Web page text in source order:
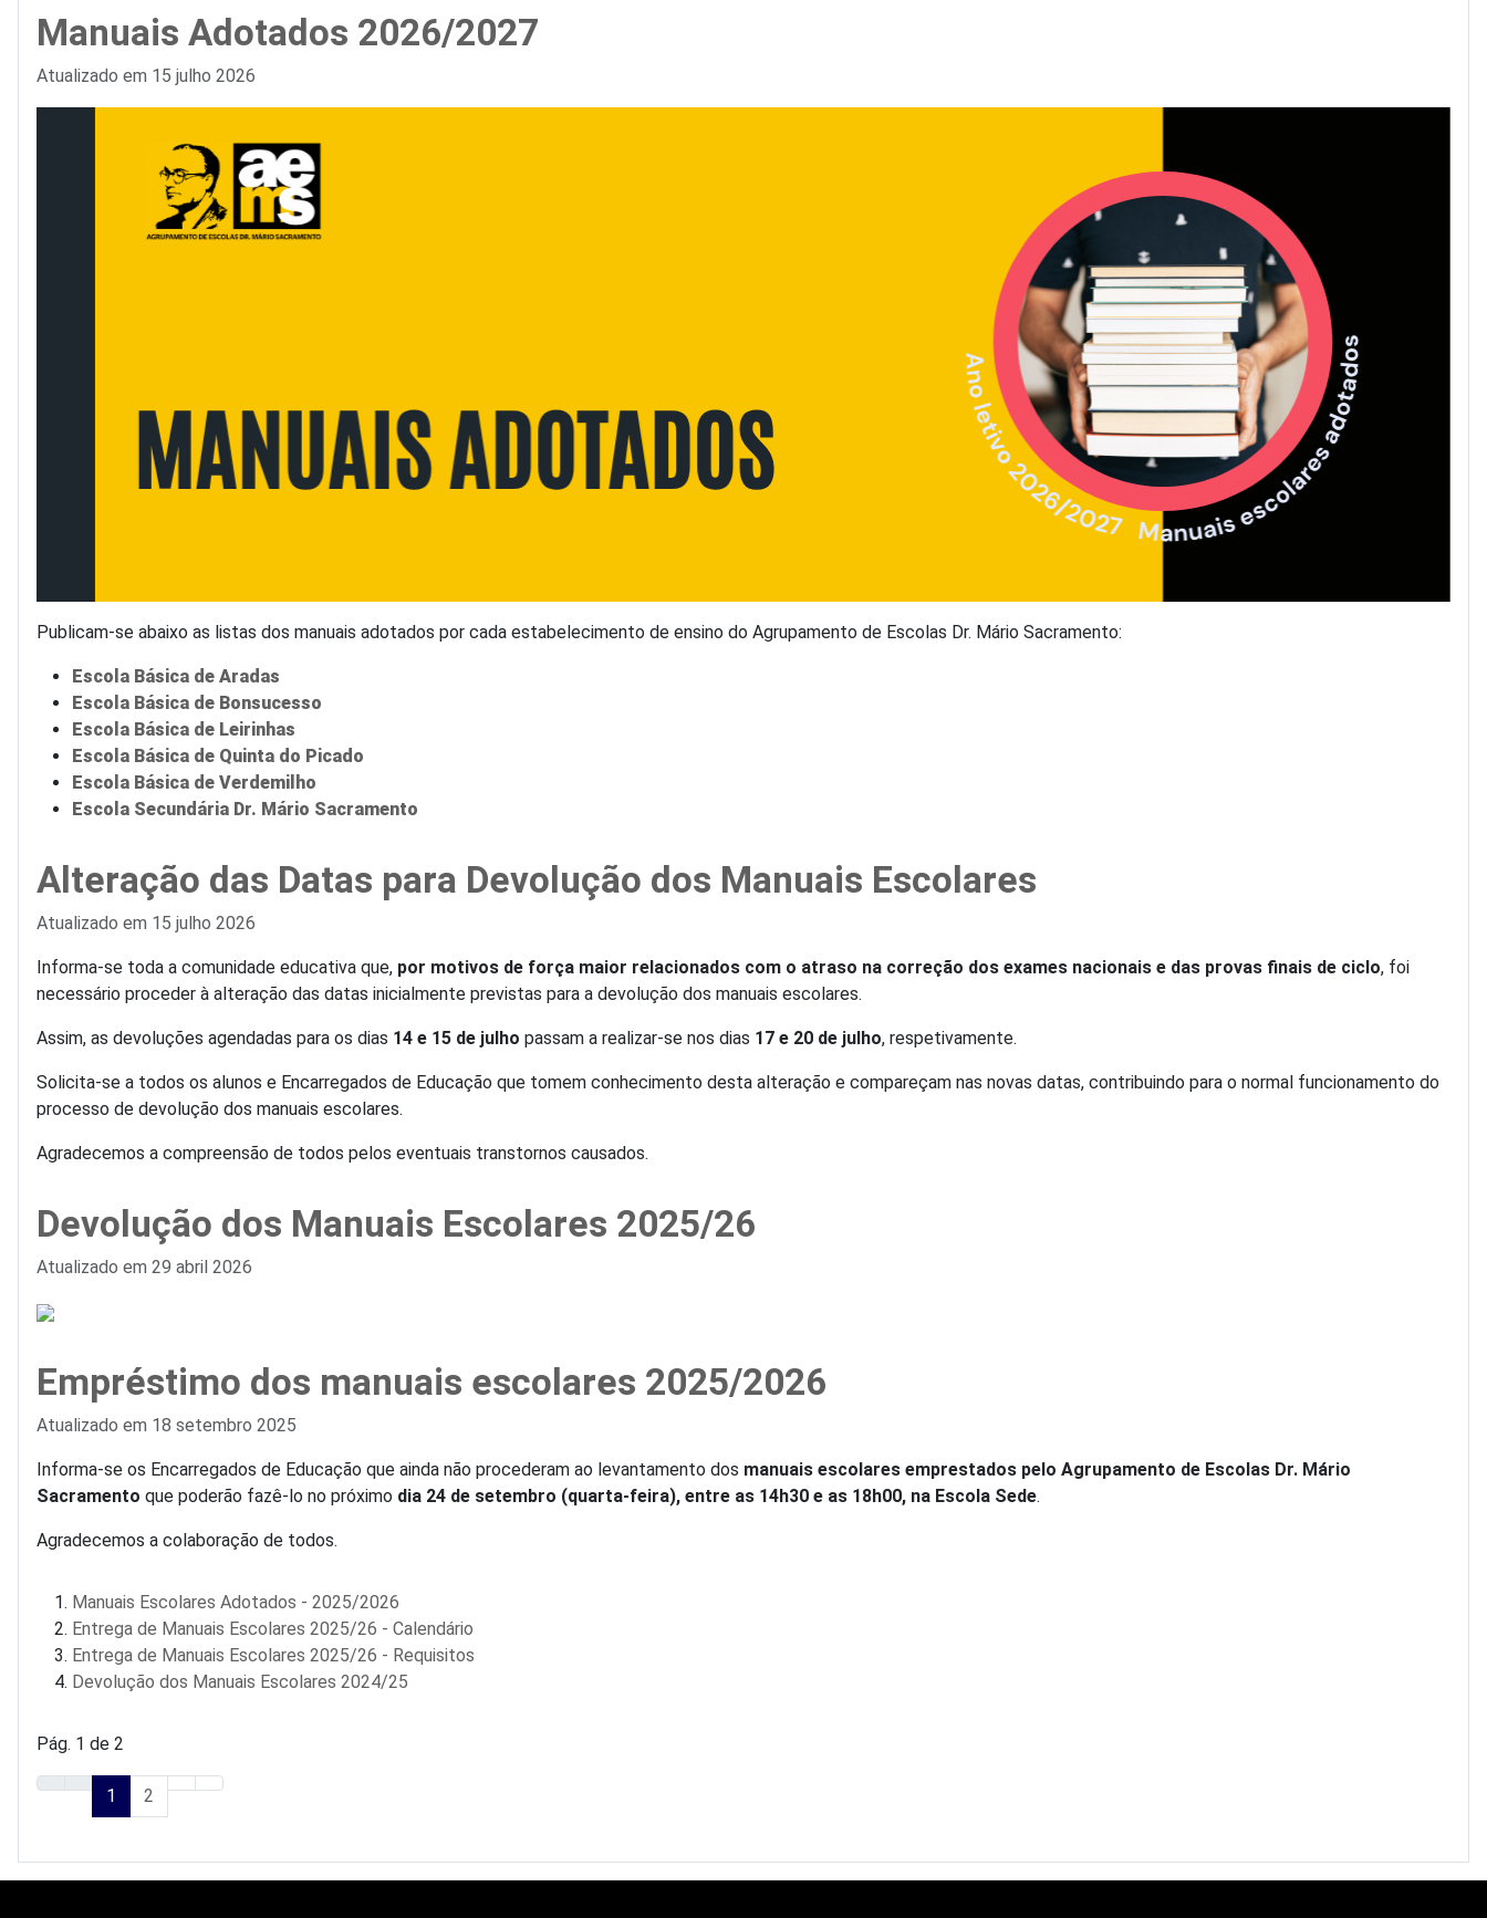
Manuais Adotados 2026/2027
Detalhes
Atualizado em 15 julho 2026
Publicam-se abaixo as listas dos manuais adotados por cada estabelecimento de ensino do Agrupamento de Escolas Dr. Mário Sacramento:
Escola Básica de Aradas
Escola Básica de Bonsucesso
Escola Básica de Leirinhas
Escola Básica de Quinta do Picado
Escola Básica de Verdemilho
Escola Secundária Dr. Mário Sacramento
Alteração das Datas para Devolução dos Manuais Escolares
Detalhes
Atualizado em 15 julho 2026
Informa-se toda a comunidade educativa que, por motivos de força maior relacionados com o atraso na correção dos exames nacionais e das provas finais de ciclo, foi
necessário proceder à alteração das datas inicialmente previstas para a devolução dos manuais escolares.
Assim, as devoluções agendadas para os dias 14 e 15 de julho passam a realizar-se nos dias 17 e 20 de julho, respetivamente.
Solicita-se a todos os alunos e Encarregados de Educação que tomem conhecimento desta alteração e compareçam nas novas datas, contribuindo para o normal funcionamento do
processo de devolução dos manuais escolares.
Agradecemos a compreensão de todos pelos eventuais transtornos causados.
Devolução dos Manuais Escolares 2025/26
Detalhes
Atualizado em 29 abril 2026
Empréstimo dos manuais escolares 2025/2026
Detalhes
Atualizado em 18 setembro 2025
Informa-se os Encarregados de Educação que ainda não procederam ao levantamento dos manuais escolares emprestados pelo Agrupamento de Escolas Dr. Mário
Sacramento que poderão fazê-lo no próximo dia 24 de setembro (quarta-feira), entre as 14h30 e as 18h00, na Escola Sede.
Agradecemos a colaboração de todos.
Manuais Escolares Adotados - 2025/2026
Entrega de Manuais Escolares 2025/26 - Calendário
Entrega de Manuais Escolares 2025/26 - Requisitos
Devolução dos Manuais Escolares 2024/25
Pág. 1 de 2
1 2